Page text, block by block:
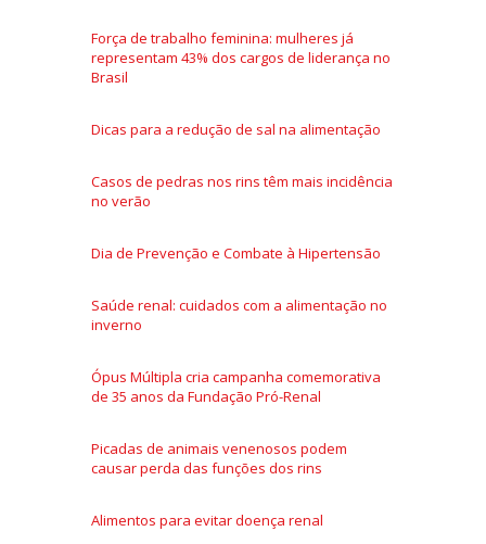
Força de trabalho feminina: mulheres já
representam 43% dos cargos de liderança no
Brasil
Dicas para a redução de sal na alimentação
Casos de pedras nos rins têm mais incidência
no verão
Dia de Prevenção e Combate à Hipertensão
Saúde renal: cuidados com a alimentação no
inverno
Ópus Múltipla cria campanha comemorativa
de 35 anos da Fundação Pró-Renal
Picadas de animais venenosos podem
causar perda das funções dos rins
Alimentos para evitar doença renal